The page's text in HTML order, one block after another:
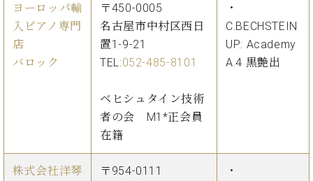
ヨーロッパ輸
入ピアノ専門
店
バロック
〒450-0005
名古屋市中村区西日
置1-9-21
TEL:052-485-8101
ベヒシュタイン技術
者の会 M1*正会員
在籍
・
C.BECHSTEIN
UP: Academy
A.4 黒艶出
株式会社洋琴
〒954-0111
・